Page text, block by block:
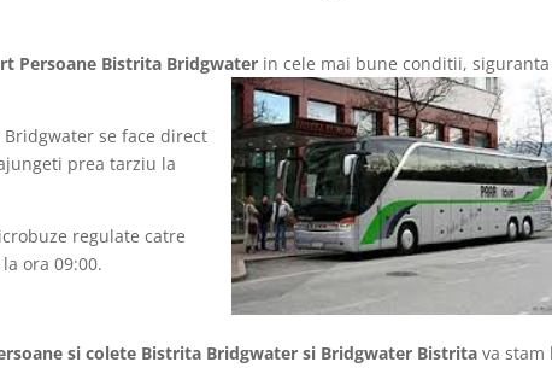
Persoane Bistrita Bridgwater in cele mai bune conditii,
se face direct
prea tarziu la
regulate catre
ora 09:00.
si colete Bistrita Bridgwater si Bridgwater Bistritava stam